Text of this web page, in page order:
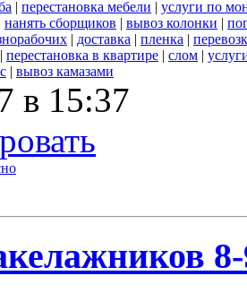
| перестановка мебели | услуги по
нанять сборщиков | вывоз колонки |
| доставка | пленка |
| перестановка в квартире | слом |
| вывоз камазами
в 15:37